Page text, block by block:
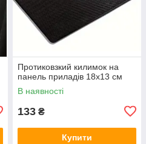
Протиковзкий килимок на
панель приладів 18х13 см
В наявності
133 ₴
Купити